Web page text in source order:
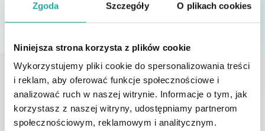
Zgoda Szczegóły O plikach cookies
Niniejsza strona korzysta z plików cookie
Wykorzystujemy pliki cookie do spersonalizowania treści
i reklam, aby oferować funkcje społecznościowe i
analizować ruch w naszej witrynie. Informacje o tym, jak
korzystasz z naszej witryny, udostępniamy partnerom
społecznościowym, reklamowym i analitycznym.
jobs. Harvard University Press.